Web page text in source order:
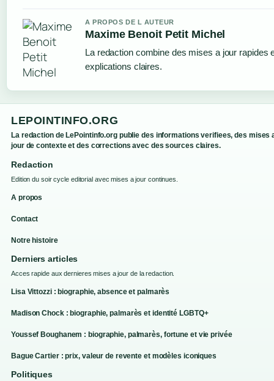
A PROPOS DE L AUTEUR
Maxime Benoit Petit Michel
La redaction combine des mises a jour rapides
explications claires.
LEPOINTINFO.ORG
La redaction de LePointinfo.org publie des informations verifiees, des mises
jour de contexte et des corrections avec des sources claires.
Redaction
Edition du soir cycle editorial avec mises a jour continues.
A propos
Contact
Notre histoire
Derniers articles
Acces rapide aux dernieres mises a jour de la redaction.
Lisa Vittozzi : biographie, absence et palmarès
Madison Chock : biographie, palmarès et identité LGBTQ+
Youssef Boughanem : biographie, palmarès, fortune et vie privée
Bague Cartier : prix, valeur de revente et modèles iconiques
Politiques